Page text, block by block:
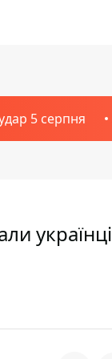
5 серпня
українці